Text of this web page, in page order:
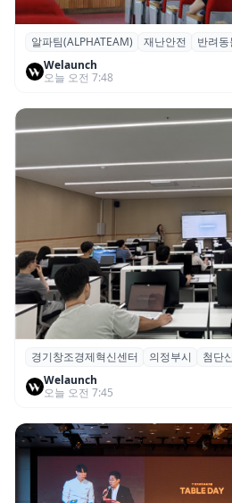
알파팀, ‘반려동물과 보호
세미나’ 개최
알파팀(ALPHATEAM) 재난안전
반려동
Welaunch
오늘 오전 7:48
경기혁신센터, 의정부시
기초·심화과정 성료
경기창조경제혁신센터 의정부시 첨단
Welaunch
오늘 오전 7:45